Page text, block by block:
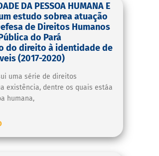
DA PESSOA HUMANA E
um estudo sobrea atuação
de Direitos Humanos
do Pará
do direito à identidade de
(2017-2020)
uma série de direitos
existência, dentre os quais estáa
humana,